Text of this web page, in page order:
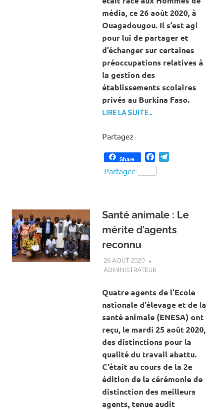
média, ce 26 août 2020, à
Ouagadougou. Il s’est agi
pour lui de partager et
d’échanger sur certaines
préoccupations relatives à
la gestion des
établissements scolaires
privés au Burkina Faso.
LIRE LA SUITE…
Partagez
Share Facebook
Partager
Santé animale : Le
mérite d’agents
reconnu
26 AOÛT 2020
ADMINISTRATEURACTUALITÉ
Quatre agents de l’Ecole
nationale d’élevage et de la
santé animale (ENESA) ont
reçu, le mardi 25 août 2020,
des distinctions pour la
qualité du travail abattu.
C’était au cours de la 2e
édition de la cérémonie de
distinction des meilleurs
agents, tenue audit